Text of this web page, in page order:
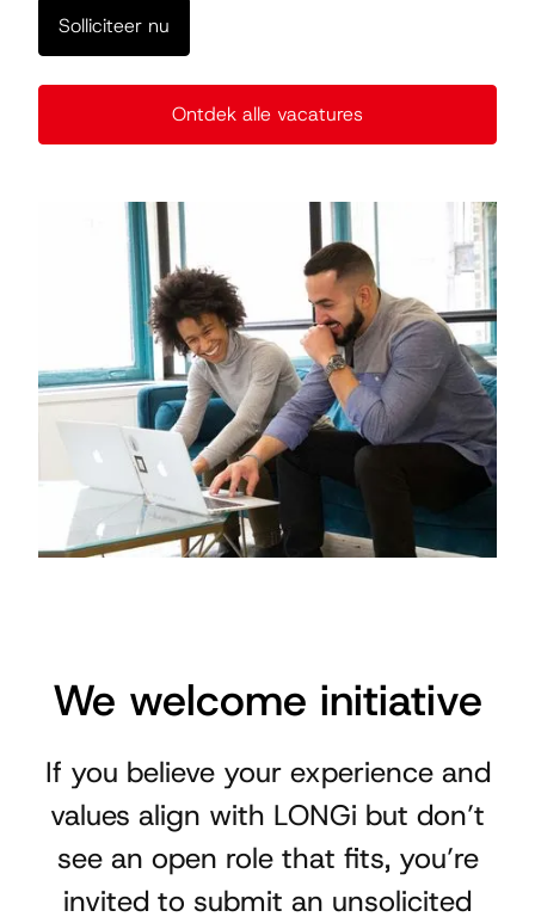
Solliciteer nu
Ontdek alle vacatures
We welcome initiative
If you believe your experience and
values align with LONGi but don’t
see an open role that fits, you’re
invited to submit an unsolicited